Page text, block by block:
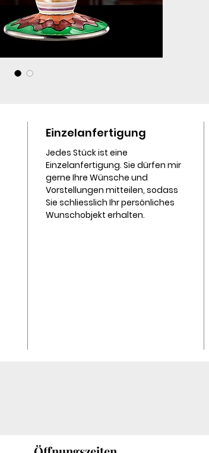
Einzelanfertigung
Jedes Stück ist eine
Einzelanfertigung. Sie dürfen mir
gerne Ihre Wünsche und
Vorstellungen mitteilen, sodass
Sie schliesslich Ihr persönliches
Wunschobjekt erhalten.